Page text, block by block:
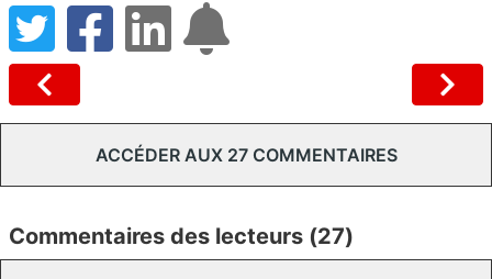
ACCÉDER AUX 27 COMMENTAIRES
Commentaires des lecteurs (27)